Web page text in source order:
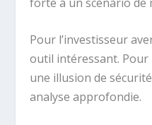
Pour l’investisseur
outil intéressant.
une illusion de
analyse approfondie.